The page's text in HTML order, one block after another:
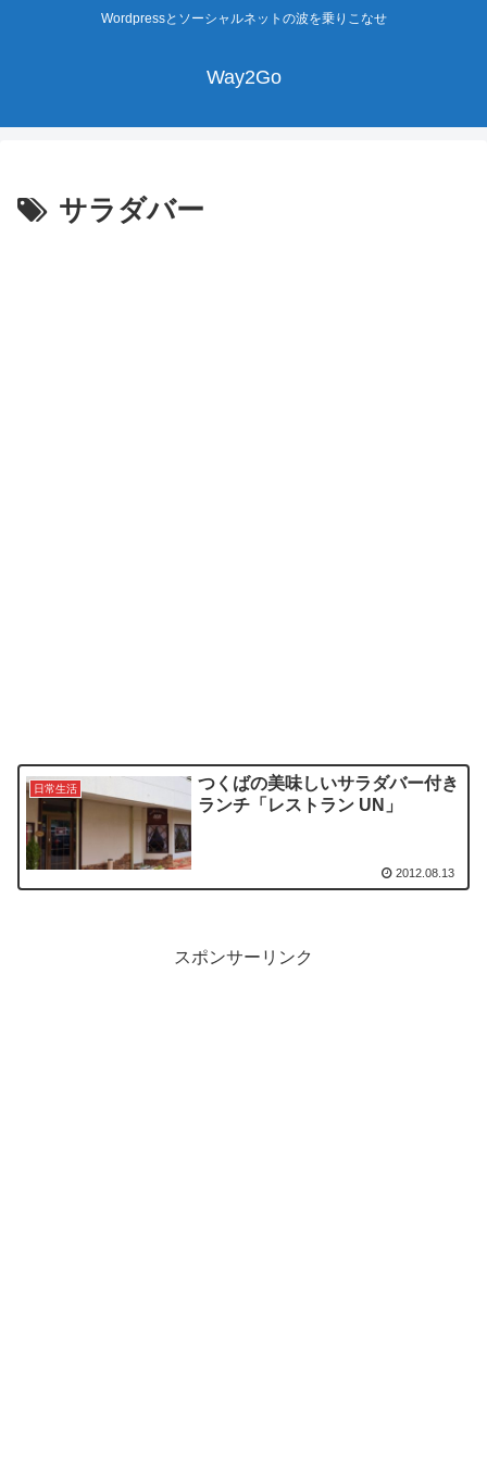
Wordpressとソーシャルネットの波を乗りこなせ
Way2Go
サラダバー
日常生活
つくばの美味しいサラダバー付き
ランチ「レストラン UN」
2012.08.13
スポンサーリンク